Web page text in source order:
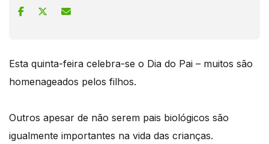
Esta quinta-feira celebra-se o Dia do Pai – muitos são
homenageados pelos filhos.
Outros apesar de não serem pais biológicos são
igualmente importantes na vida das crianças.